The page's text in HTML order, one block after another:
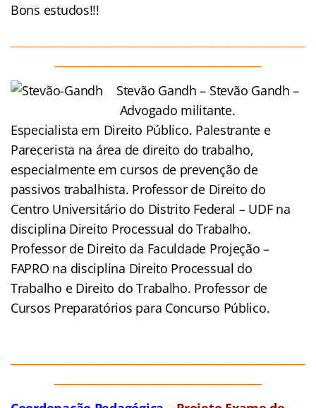
Bons estudos!!!
Stevão Gandh – Stevão Gandh –
Advogado militante.
Especialista em Direito Público. Palestrante e
Parecerista na área de direito do trabalho,
especialmente em cursos de prevenção de
passivos trabalhista. Professor de Direito do
Centro Universitário do Distrito Federal – UDF na
disciplina Direito Processual do Trabalho.
Professor de Direito da Faculdade Projeção –
FAPRO na disciplina Direito Processual do
Trabalho e Direito do Trabalho. Professor de
Cursos Preparatórios para Concurso Público.